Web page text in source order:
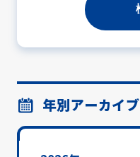
年別アーカイブ